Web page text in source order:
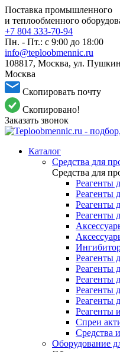
Поставка промышленного
и теплообменного
+7 804 333-70-94
Пн. - Пт.: с 9:00 до 18:00
info@teploobmennic.ru
108817, Москва, ул.
Москва
Скопировать почту
Скопировано!
Заказать звонок
Каталог
Средства для
Средства для
Реагенты
Реагенты
Реагенты
Реагенты
Реагенты
Реагенты
Реагенты
Реагенты
Реагенты
Реагенты
Спреи
Средства
Оборудование